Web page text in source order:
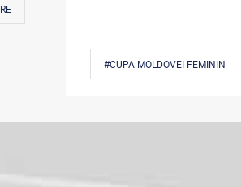
#CUPA MOLDOVEI FEMININ